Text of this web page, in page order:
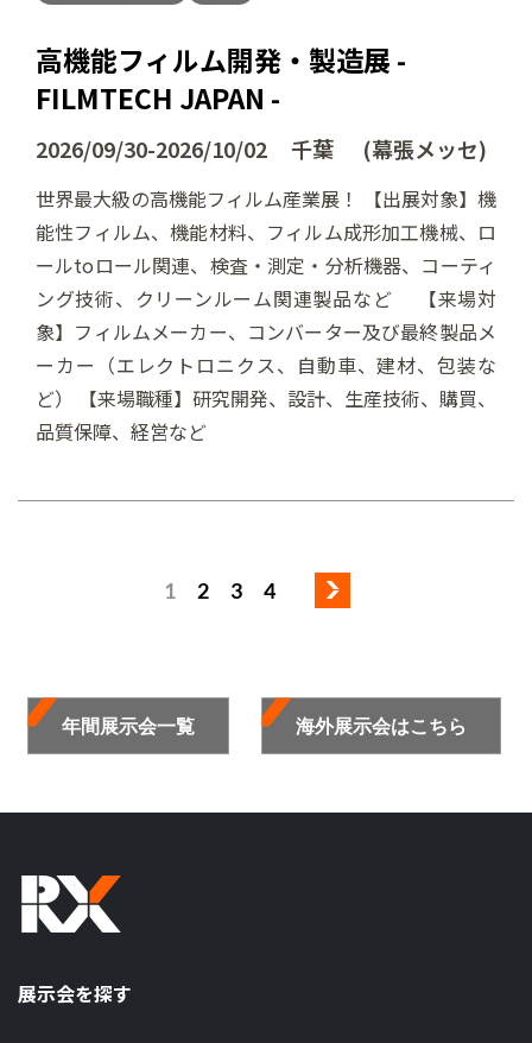
高機能フィルム開発・製造展 -
FILMTECH JAPAN -
2026/09/30-2026/10/02 千葉 (幕張メッセ)
世界最大級の高機能フィルム産業展！ 【出展対象】機
能性フィルム、機能材料、フィルム成形加工機械、ロ
ールtoロール関連、検査・測定・分析機器、コーティ
ング技術、クリーンルーム関連製品など 【来場対
象】フィルムメーカー、コンバーター及び最終製品メ
ーカー（エレクトロニクス、自動車、建材、包装な
ど） 【来場職種】研究開発、設計、生産技術、購買、
品質保障、経営など
1 2 3 4
年間展示会一覧 海外展示会はこちら
展示会を探す